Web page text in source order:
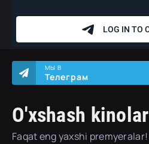
O'xshash kinolar
Faqat eng yaxshi premyeralar!
МЫ В
Телеграм